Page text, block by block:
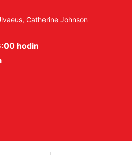
Catherine Johnson
hodin